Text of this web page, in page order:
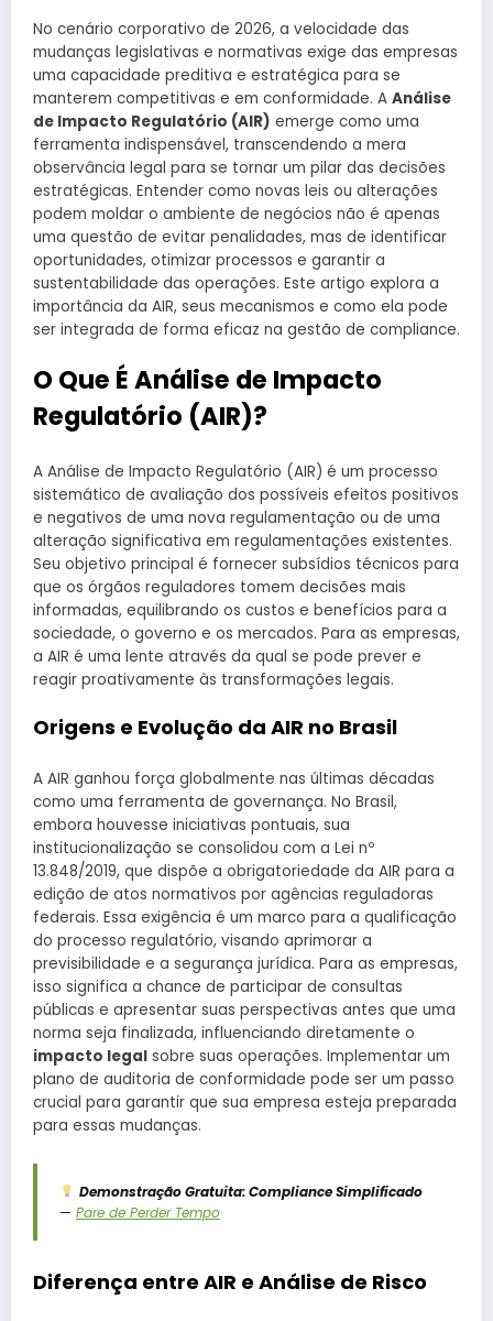
No cenário corporativo de 2026, a velocidade das
mudanças legislativas e normativas exige das empresas
uma capacidade preditiva e estratégica para se
manterem competitivas e em conformidade. A Análise
de Impacto Regulatório (AIR) emerge como uma
ferramenta indispensável, transcendendo a mera
observância legal para se tornar um pilar das decisões
estratégicas. Entender como novas leis ou alterações
podem moldar o ambiente de negócios não é apenas
uma questão de evitar penalidades, mas de identificar
oportunidades, otimizar processos e garantir a
sustentabilidade das operações. Este artigo explora a
importância da AIR, seus mecanismos e como ela pode
ser integrada de forma eficaz na gestão de compliance.
O Que É Análise de Impacto
Regulatório (AIR)?
A Análise de Impacto Regulatório (AIR) é um processo
sistemático de avaliação dos possíveis efeitos positivos
e negativos de uma nova regulamentação ou de uma
alteração significativa em regulamentações existentes.
Seu objetivo principal é fornecer subsídios técnicos para
que os órgãos reguladores tomem decisões mais
informadas, equilibrando os custos e benefícios para a
sociedade, o governo e os mercados. Para as empresas,
a AIR é uma lente através da qual se pode prever e
reagir proativamente às transformações legais.
Origens e Evolução da AIR no Brasil
A AIR ganhou força globalmente nas últimas décadas
como uma ferramenta de governança. No Brasil,
embora houvesse iniciativas pontuais, sua
institucionalização se consolidou com a Lei nº
13.848/2019, que dispõe a obrigatoriedade da AIR para a
edição de atos normativos por agências reguladoras
federais. Essa exigência é um marco para a qualificação
do processo regulatório, visando aprimorar a
previsibilidade e a segurança jurídica. Para as empresas,
isso significa a chance de participar de consultas
públicas e apresentar suas perspectivas antes que uma
norma seja finalizada, influenciando diretamente o
impacto legal sobre suas operações. Implementar um
plano de auditoria de conformidade pode ser um passo
crucial para garantir que sua empresa esteja preparada
para essas mudanças.
Demonstração Gratuita: Compliance Simplificado
— Pare de Perder Tempo
Diferença entre AIR e Análise de Risco